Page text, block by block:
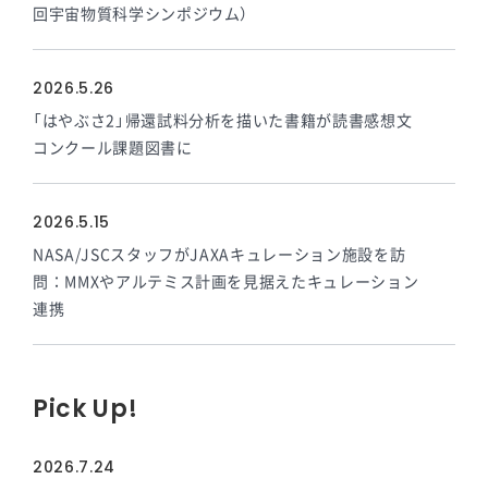
回宇宙物質科学シンポジウム）
2026.5.26
「はやぶさ2」帰還試料分析を描いた書籍が読書感想文
コンクール課題図書に
2026.5.15
NASA/JSCスタッフがJAXAキュレーション施設を訪
問：MMXやアルテミス計画を見据えたキュレーション
連携
Pick Up!
2026.7.24